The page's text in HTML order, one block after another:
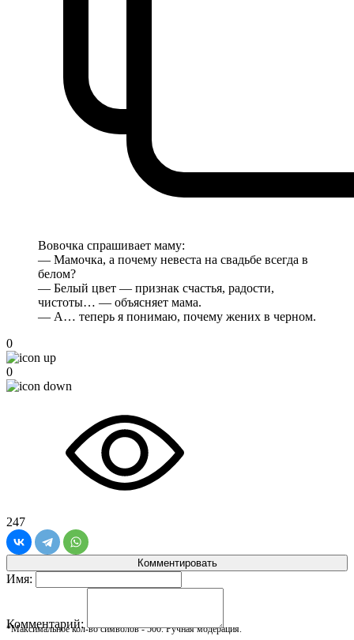
Вовочка спрашивает маму:
— Мамочка, а почему невеста на свадьбе всегда в
белом?
— Белый цвет — признак счастья, радости,
чистоты… — объясняет мама.
— А… теперь я понимаю, почему жених в черном.
0
0
247
Комментировать
Имя:
Комментарий:
*Максимальное кол-во символов - 500. Ручная модерация.